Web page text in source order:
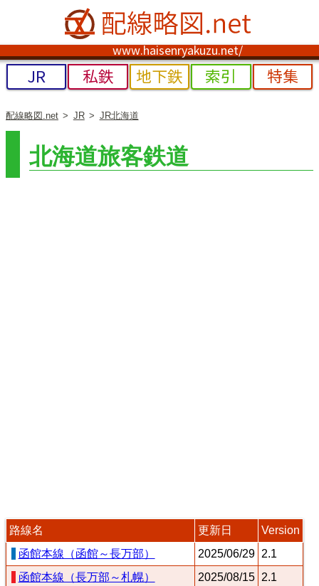
www.haisenryakuzu.net/
JR 私鉄 地下鉄 索引 特集
配線略図.net JR JR北海道
北海道旅客鉄道
路線名 更新日
Version
函館本線（函館～長万部）
2025/06/29 2.1
函館本線（長万部～札幌）
2025/08/15 2.1